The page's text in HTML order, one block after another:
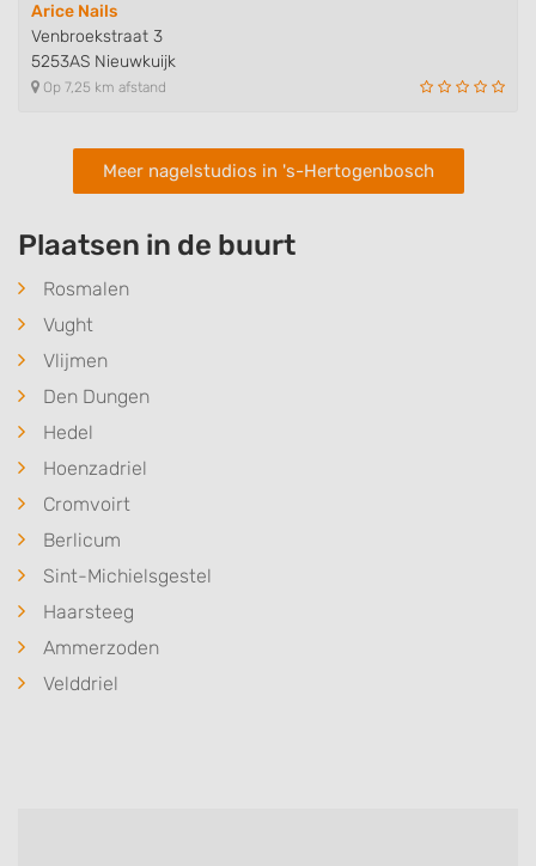
Arice Nails
Venbroekstraat 3
5253AS Nieuwkuijk
Op 7,25 km afstand
Meer nagelstudios in 's-Hertogenbosch
Plaatsen in de buurt
Rosmalen
Vught
Vlijmen
Den Dungen
Hedel
Hoenzadriel
Cromvoirt
Berlicum
Sint-Michielsgestel
Haarsteeg
Ammerzoden
Velddriel